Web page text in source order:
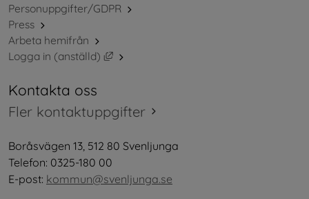
Personuppgifter/GDPR
Press
Arbeta hemifrån
Logga in (anställd)
Länk till annan webbplats, öppnas i nytt
Kontakta oss
Fler kontaktuppgifter
Boråsvägen 13, 512 80 Svenljunga
Telefon: 0325-180 00
E-post: kommun@svenljunga.se